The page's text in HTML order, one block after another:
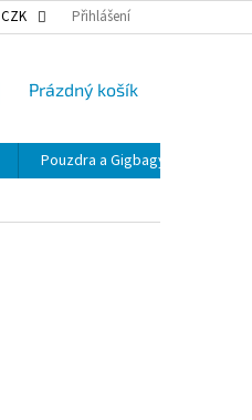
NAŠE DOPRAVA
CZK Přihlášení
NÁKUPNÍ
Prázdný košík
Pouzdra a Gigbagy